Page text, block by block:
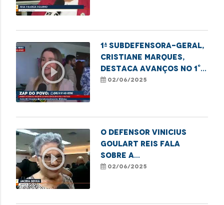
play_circle_outline
1ª Subdefensora-geral,
Cristiane Marques,
destaca avanços no 1°
Encontro de
02/06/2025
play_circle_outline
O Defensor Vinicius
Goulart Reis fala
sobre a
conscientização no
02/06/2025